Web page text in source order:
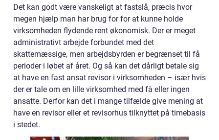
Det kan godt være vanskeligt at fastslå, præcis hvor
megen hjælp man har brug for for at kunne holde
virksomheden flydende rent økonomisk. Der er meget
administrativt arbejde forbundet med det
skattemæssige, men arbejdsbyrden er begrænset til få
perioder i løbet af året. Og så kan det dårligt betale sig
at have en fast ansat revisor i virksomheden – især hvis
der er tale om en lille virksomhed med få eller ingen
ansatte. Derfor kan det i mange tilfælde give mening at
have en revisor eller et revisorhus tilknyttet på timebasis
i stedet.